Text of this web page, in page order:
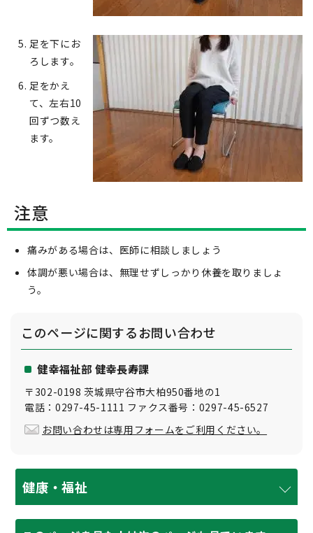
足を下にお
ろします。
足をかえ
て、左右10
回ずつ数え
ます。
注意
痛みがある場合は、医師に相談しましょう
体調が悪い場合は、無理せずしっかり休養を取りましょ
う。
このページに関するお問い合わせ
健幸福祉部 健幸長寿課
〒302-0198 茨城県守谷市大柏950番地の1
電話：0297-45-1111 ファクス番号：0297-45-6527
お問い合わせは専用フォームをご利用ください。
健康・福祉